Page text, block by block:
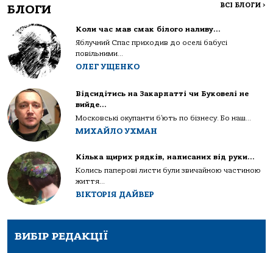
БЛОГИ ВСІ БЛОГИ >
Коли час мав смак білого наливу…
Яблучний Спас приходив до оселі бабусі
повільними...
ОЛЕГ УЩЕНКО
Відсидітись на Закарпатті чи Буковелі не
вийде…
Московські окупанти б’ють по бізнесу. Бо наш...
МИХАЙЛО УХМАН
Кілька щирих рядків, написаних від руки…
Колись паперові листи були звичайною частиною
життя...
ВІКТОРІЯ ДАЙВЕР
ВИБІР РЕДАКЦІЇ